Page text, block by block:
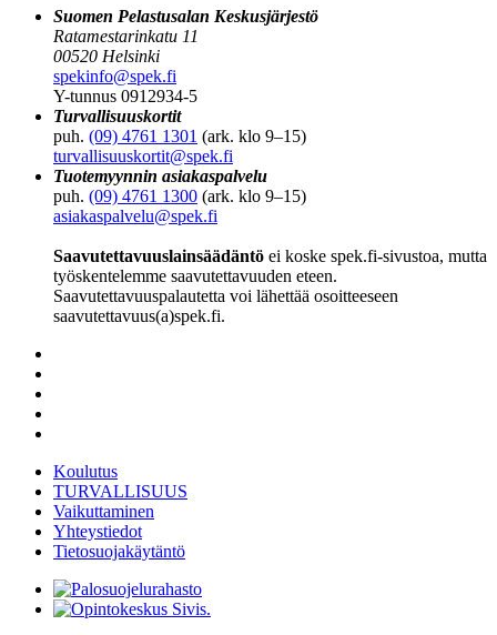
Suomen Pelastusalan Keskusjärjestö
Ratamestarinkatu 11
00520 Helsinki
spekinfo@spek.fi
Y-tunnus 0912934-5
Turvallisuuskortit
puh. (09) 4761 1301 (ark. klo 9–15)
turvallisuuskortit@spek.fi
Tuotemyynnin asiakaspalvelu
puh. (09) 4761 1300 (ark. klo 9–15)
asiakaspalvelu@spek.fi
Saavutettavuuslainsäädäntö ei koske spek.fi-sivustoa, mutta
työskentelemme saavutettavuuden eteen.
Saavutettavuuspalautetta voi lähettää osoitteeseen
saavutettavuus(a)spek.fi.
Koulutus
TURVALLISUUS
Vaikuttaminen
Yhteystiedot
Tietosuojakäytäntö